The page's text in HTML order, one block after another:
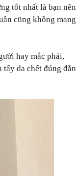
tốt nhất là bạn nên
cũng không mang
hay mắc phải,
tẩy da chết đúng đắn